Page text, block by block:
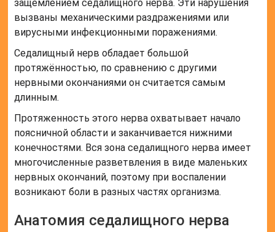
защемлением седалищного нерва. Эти нарушения
вызваны механическими раздражениями или
вирусными инфекционными поражениями.
Седалищный нерв обладает большой
протяжённостью, по сравнению с другими
нервными окончаниями он считается самым
длинным.
Протяженность этого нерва охватывает начало
поясничной области и заканчивается нижними
конечностями. Вся зона седалищного нерва имеет
многочисленные разветвления в виде маленьких
нервных окончаний, поэтому при воспалении
возникают боли в разных частях организма.
Анатомия седалищного нерва